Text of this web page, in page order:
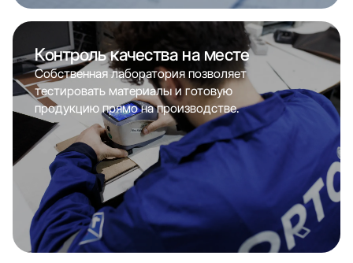
Контроль качества на месте
Собственная лаборатория позволяет
тестировать материалы и готовую
продукцию прямо на производстве.